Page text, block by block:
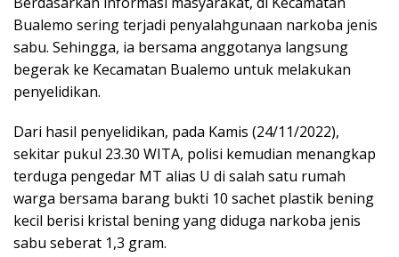
Bualemo sering terjadi penyalahgunaan narkoba jenis
sabu. Sehingga, ia bersama anggotanya langsung
begerak ke Kecamatan Bualemo untuk melakukan
penyelidikan.
Dari hasil penyelidikan, pada Kamis (24/11/2022),
sekitar pukul 23.30 WITA, polisi kemudian menangkap
terduga pengedar MT alias U di salah satu rumah
warga bersama barang bukti 10 sachet plastik bening
kecil berisi kristal bening yang diduga narkoba jenis
sabu seberat 1,3 gram.